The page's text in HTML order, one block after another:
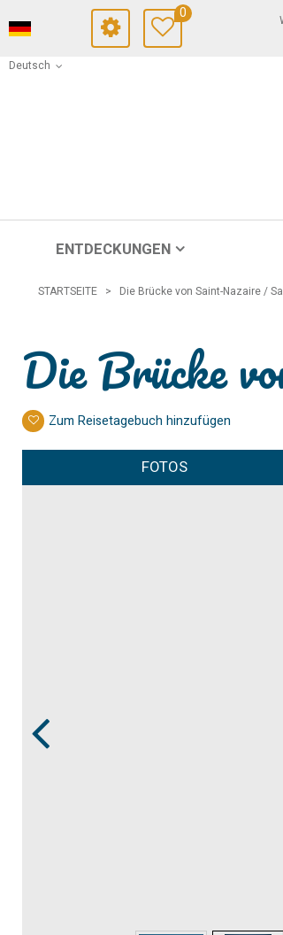
Deutsch
0
ENTDECKUNGEN
STARTSEITE > Die Brücke von Saint-Nazaire /
Die Brücke
Zum Reisetagebuch hinzufügen
FOTOS